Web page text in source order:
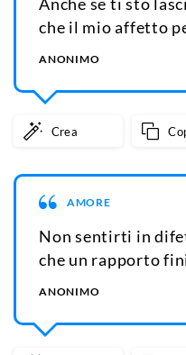
che il mio affetto
ANONIMO
Crea
AMORE
Non sentirti in
che un rapporto
ANONIMO